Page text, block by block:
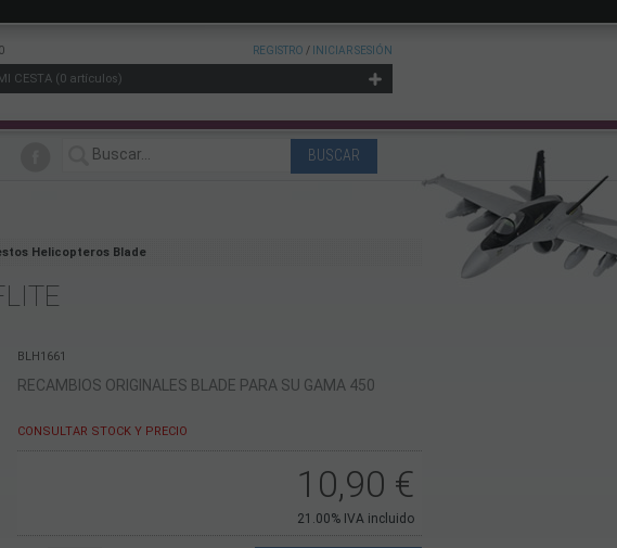
REGISTRO / INICIAR SESIÓN
CESTA 0 artículos
Helicopteros Blade
BLH1661
RECAMBIOS ORIGINALES BLADE PARA SU GAMA 450
CONSULTAR STOCK Y PRECIO
10,90 €
21.00% IVA incluido